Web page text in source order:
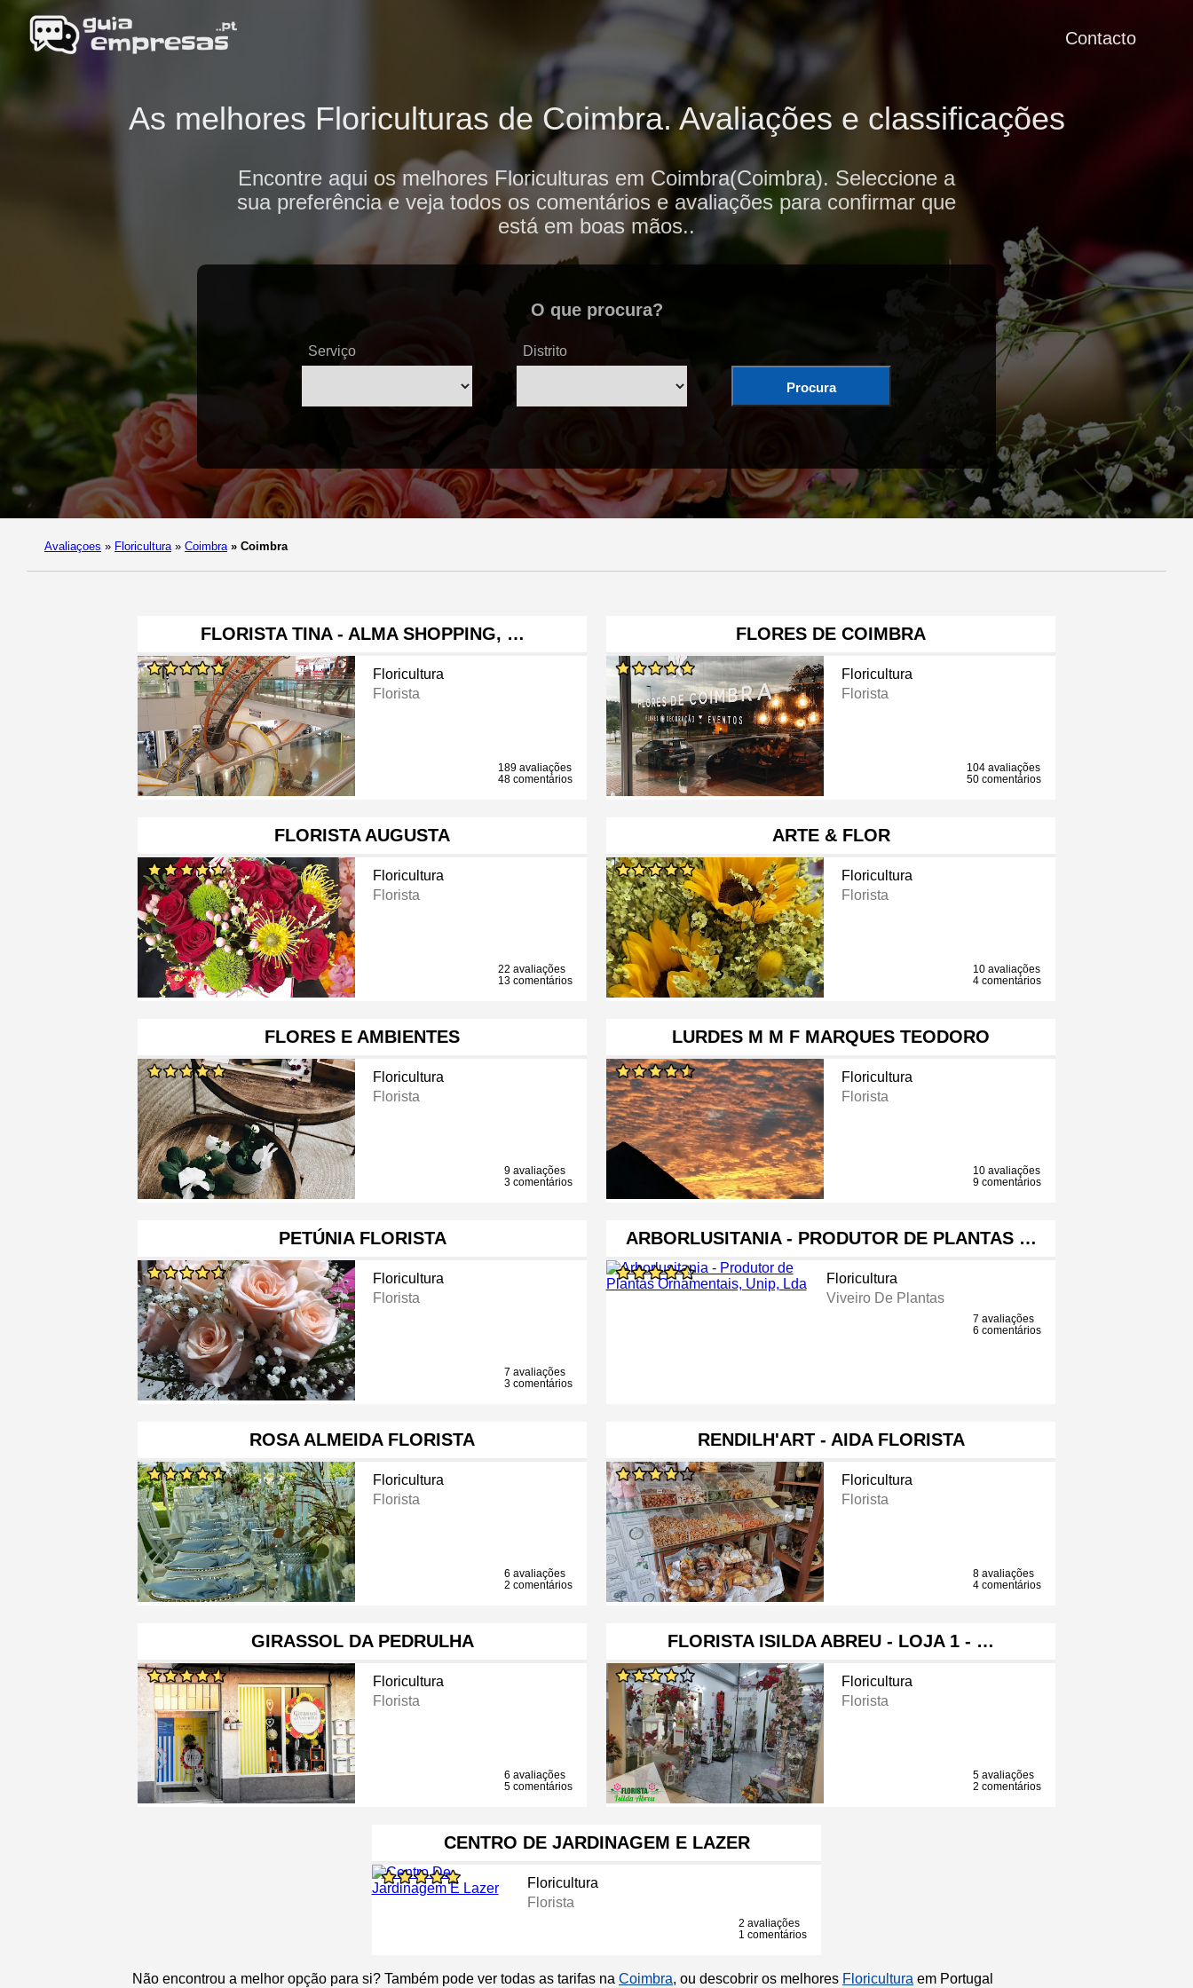
Contacto
As melhores Floriculturas de Coimbra. Avaliações e classificações
Encontre aqui os melhores Floriculturas em Coimbra(Coimbra). Seleccione a
sua preferência e veja todos os comentários e avaliações para confirmar que
está em boas mãos..
O que procura?
Serviço Distrito
Procura
Avaliaçoes » Floricultura » Coimbra » Coimbra
FLORISTA TINA - ALMA SHOPPING, …
Floricultura
Florista
189 avaliações
48 comentários
FLORES DE COIMBRA
Floricultura
Florista
104 avaliações
50 comentários
FLORISTA AUGUSTA
Floricultura
Florista
22 avaliações
13 comentários
ARTE & FLOR
Floricultura
Florista
10 avaliações
4 comentários
FLORES E AMBIENTES
Floricultura
Florista
9 avaliações
3 comentários
LURDES M M F MARQUES TEODORO
Floricultura
Florista
10 avaliações
9 comentários
PETÚNIA FLORISTA
Floricultura
Florista
7 avaliações
3 comentários
ARBORLUSITANIA - PRODUTOR DE PLANTAS …
Floricultura
Viveiro De Plantas
7 avaliações
6 comentários
ROSA ALMEIDA FLORISTA
Floricultura
Florista
6 avaliações
2 comentários
RENDILH'ART - AIDA FLORISTA
Floricultura
Florista
8 avaliações
4 comentários
GIRASSOL DA PEDRULHA
Floricultura
Florista
6 avaliações
5 comentários
FLORISTA ISILDA ABREU - LOJA 1 - …
Floricultura
Florista
5 avaliações
2 comentários
CENTRO DE JARDINAGEM E LAZER
Floricultura
Florista
2 avaliações
1 comentários
Não encontrou a melhor opção para si? Também pode ver todas as tarifas na Coimbra, ou descobrir os melhores Floricultura em Portugal